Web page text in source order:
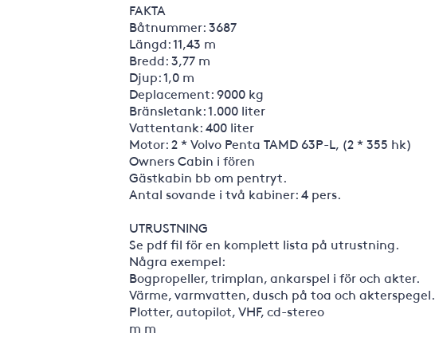
FAKTA
Båtnummer: 3687
Längd: 11,43 m
Bredd: 3,77 m
Djup: 1,0 m
Deplacement: 9000 kg
Bränsletank: 1.000 liter
Vattentank: 400 liter
Motor: 2 * Volvo Penta TAMD 63P-L, (2 * 355 hk)
Owners Cabin i fören
Gästkabin bb om pentryt.
Antal sovande i två kabiner: 4 pers.
UTRUSTNING
Se pdf fil för en komplett lista på utrustning.
Några exempel:
Bogpropeller, trimplan, ankarspel i för och akter.
Värme, varmvatten, dusch på toa och akterspegel.
Plotter, autopilot, VHF, cd-stereo
m m